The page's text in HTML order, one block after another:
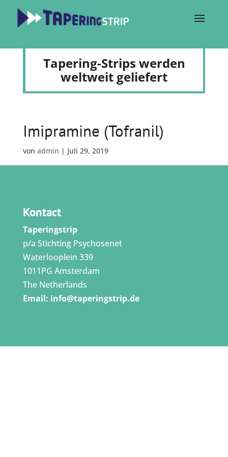
Tapering-Strips werden
weltweit geliefert
Imipramine (Tofranil)
von admin | Juli 29, 2019
Kontact
Taperingstrip
p/a Stichting Psychosenet
Waterlooplein 339
1011PG Amsterdam
The Netherlands
Email: info@taperingstrip.de